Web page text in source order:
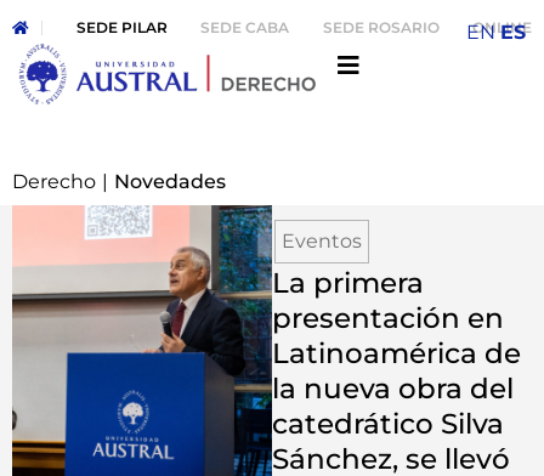
SEDE PILAR SEDE CABA SEDE ROSARIO ONLINE
Derecho | Novedades
Eventos
La primera
presentación en
Latinoamérica de
la nueva obra del
catedrático Silva
Sánchez, se llevó
EN ES